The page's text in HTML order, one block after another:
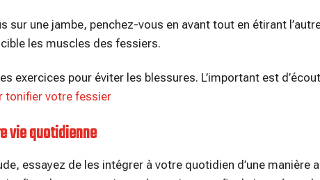
sur une jambe, penchez-vous en avant tout en étirant
les muscles des fessiers.
exercices pour éviter les blessures. L’important est
tonifier votre fessier
vie quotidienne
essayez de les intégrer à votre quotidien d’une manière